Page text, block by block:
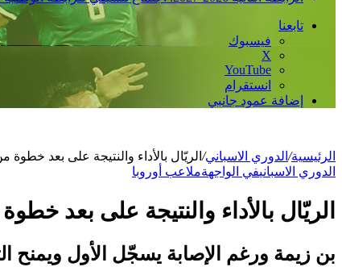
تابعنا
فيسبوك
‫X
‫YouTube
انستقرام
إضافة عمود جانبي
الرئيسية/ الدوري الاسباني/ الريّال بالأداء والنتيجة على بعد خطوة
الدوري الاسبانيفي الواجهةملاعب أوروبا
الريّال بالأداء والنتيجة على بعد
بن زيمة ورغم الإصابة يسجّل الأول ويمنح